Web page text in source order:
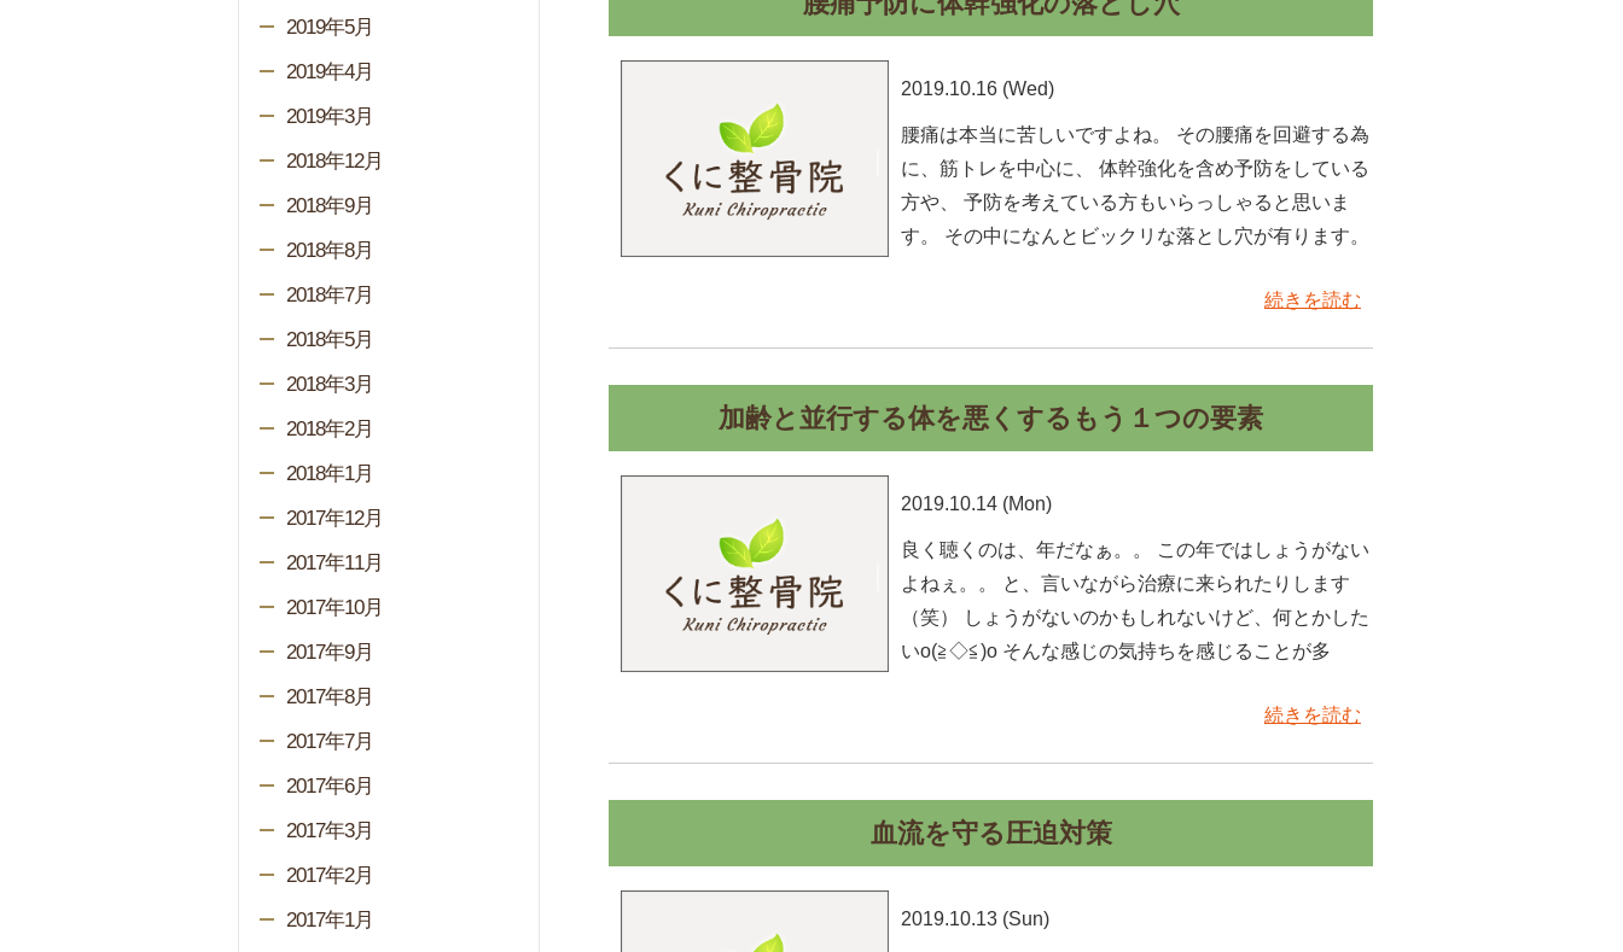
2019.10.16 (Wed)
腰痛は本当に苦しいですよね。 その腰痛を回避する為
に、筋トレを中心に、 体幹強化を含め予防をしている
方や、 予防を考えている方もいらっしゃると思いま
す。 その中になんとビックリな落とし穴が有ります。
続きを読む
加齢と並行する体を悪くするもう１つの要素
2019.10.14 (Mon)
良く聴くのは、年だなぁ。。 この年ではしょうがない
よねぇ。。 と、言いながら治療に来られたりします
（笑） しょうがないのかもしれないけど、何とかした
いo(≧◇≦)o そんな感じの気持ちを感じることが多
続きを読む
血流を守る圧迫対策
2019.10.13 (Sun)
2019年5月
2019年4月
2019年3月
2018年12月
2018年9月
2018年8月
2018年7月
2018年5月
2018年3月
2018年2月
2018年1月
2017年12月
2017年11月
2017年10月
2017年9月
2017年8月
2017年7月
2017年6月
2017年3月
2017年2月
2017年1月